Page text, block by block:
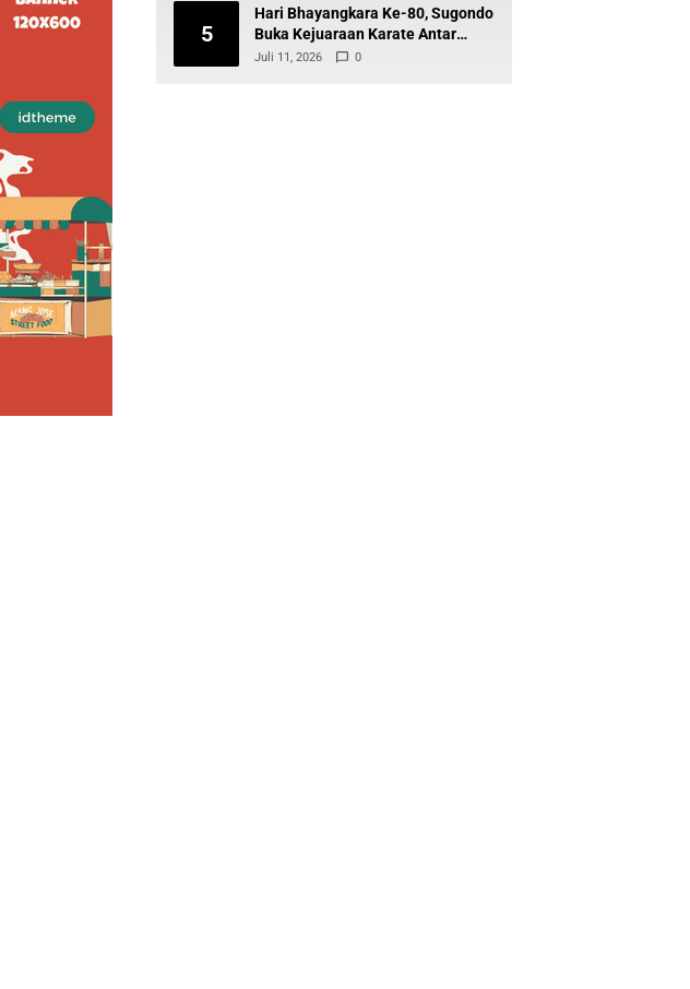
5
Hari Bhayangkara Ke-80, Sugondo
Buka Kejuaraan Karate Antar
Polsek se-Kabupaten Gorontalo
Juli 11, 2026 0